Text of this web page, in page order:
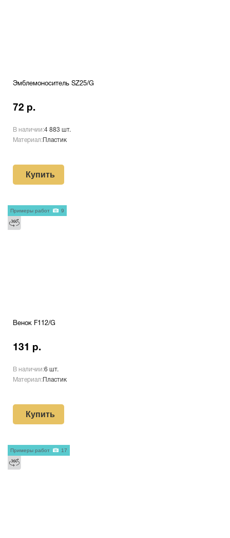
Эмблемоноситель SZ25/G
72 р.
В наличии:4 883 шт.
Материал: Пластик
Купить
Венок F112/G
131 р.
В наличии:6 шт.
Материал: Пластик
Купить
Примеры работ 9
Примеры работ 17